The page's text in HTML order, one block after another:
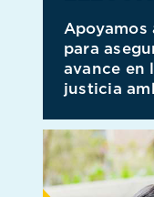
Apoyamos
para
avance en
justicia